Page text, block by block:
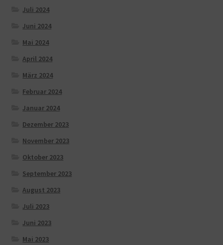
Juli 2024
Juni 2024
Mai 2024
April 2024
März 2024
Februar 2024
Januar 2024
Dezember 2023
November 2023
Oktober 2023
September 2023
August 2023
Juli 2023
Juni 2023
Mai 2023